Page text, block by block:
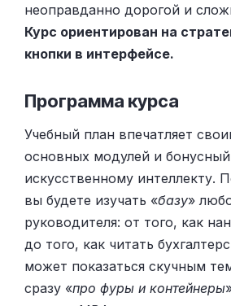
неоправданно дорогой и
Курс ориентирован на
кнопки в интерфейсе.
Программа курса
Учебный план впечатляет
основных модулей и
искусственному интеллекту.
вы будете изучать «базу»
руководителя: от того, как
до того, как читать
может показаться скучным
сразу «про фуры и контейнеры